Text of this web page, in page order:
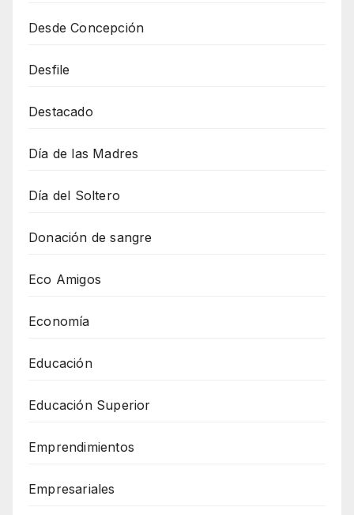
Desde Concepción
Desfile
Destacado
Día de las Madres
Día del Soltero
Donación de sangre
Eco Amigos
Economía
Educación
Educación Superior
Emprendimientos
Empresariales